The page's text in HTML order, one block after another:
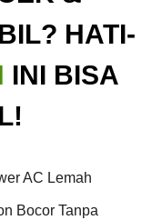
HATI-
INI BISA
AC Lemah
Bocor Tanpa